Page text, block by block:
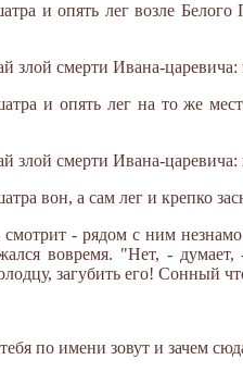
и опять лег возле Белого
смерти Ивана-царевича:
и опять лег на то же
смерти Ивана-царевича:
вон, а сам лег и крепко
- рядом с ним незнамо
вовремя. "Нет, -
загубить его! Сонный
по имени зовут и зачем